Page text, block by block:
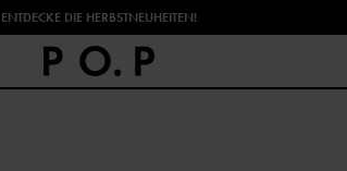
ENTDECKE DIE HERBSTNEUHEITEN!